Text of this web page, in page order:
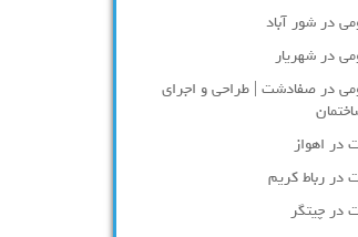
در شور آباد
در شهريار
در صفادشت | طراحی و اجرای
در اهواز
در رباط کریم
در چیتگر